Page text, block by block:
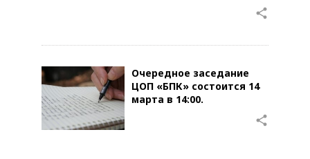
share
Очередное заседание
ЦОП «БПК» состоится 14
марта в 14:00.
share